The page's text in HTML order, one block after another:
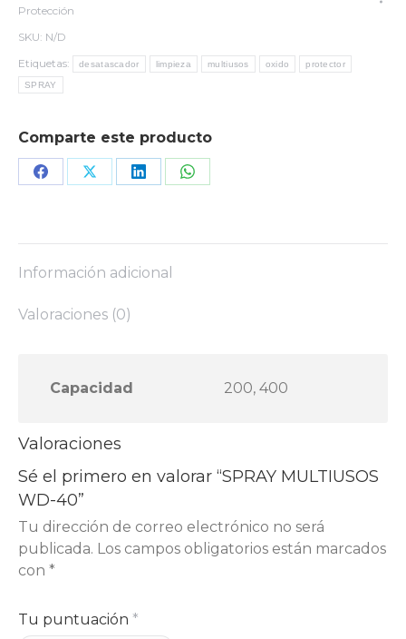
Protección
SKU: N/D
Etiquetas:
desatascador limpieza multiusos oxido protector
SPRAY
Comparte este producto
Share Share Share Share
Información adicional
Valoraciones (0)
Capacidad 200, 400
Valoraciones
Sé el primero en valorar “SPRAY MULTIUSOS
WD-40”
Tu dirección de correo electrónico no será
publicada. Los campos obligatorios están marcados
con *
Tu puntuación *